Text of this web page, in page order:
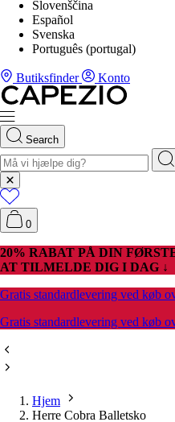
Slovenščina
Español
Svenska
Português (portugal)
Butiksfinder Konto
Search
0
20% RABAT PÅ DIN
AT TILMELDE DIG I DAG ↓
Gratis standardlevering ved køb
Gratis standardlevering ved køb
Hjem
Herre Cobra Balletsko